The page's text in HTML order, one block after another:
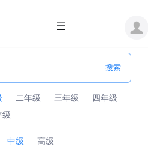
二年级 三年级
四年级
中级 高级